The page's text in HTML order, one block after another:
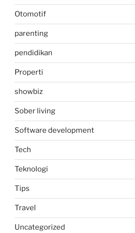
Otomotif
parenting
pendidikan
Properti
showbiz
Sober living
Software development
Tech
Teknologi
Tips
Travel
Uncategorized